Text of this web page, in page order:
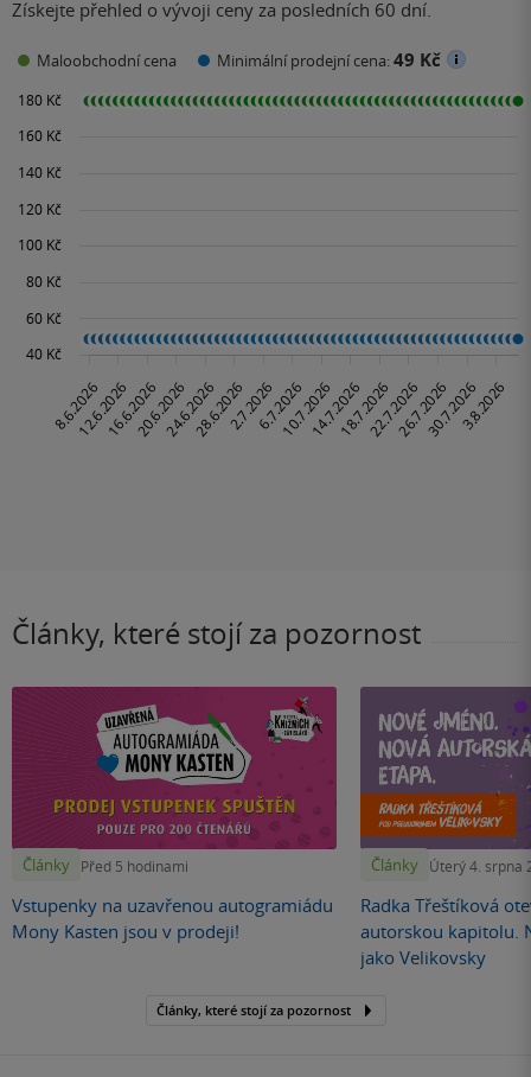
Získejte přehled o vývoji ceny za posledních 60 dní.
Maloobchodní cena Minimální prodejní cena:49 Kč
Články, které stojí za pozornost
Články Před 5 hodinami
Vstupenky na uzavřenou autogramiádu
Mony Kasten jsou v prodeji!
Články Úterý 4. srpna
Radka Třeštíková
autorskou kapitolu.
jako Velikovsky
Články, které stojí za pozornost